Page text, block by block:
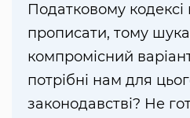
Податковому кодексі
прописати, тому
компромісний
потрібні нам для
законодавстві? Не